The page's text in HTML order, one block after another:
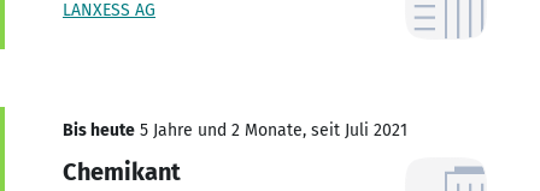
LANXESS AG
Bis heute 5 Jahre und 2 Monate, seit Juli 2021
Chemikant